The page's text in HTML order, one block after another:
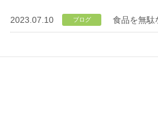
2023.07.10 ブログ 食品を無駄